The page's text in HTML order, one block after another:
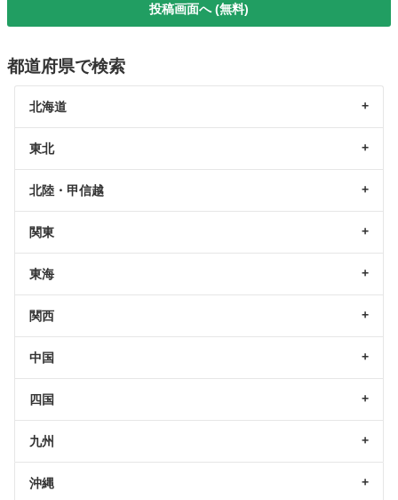
投稿画面へ (無料)
都道府県で検索
北海道
東北
北陸・甲信越
関東
東海
関西
中国
四国
九州
沖縄